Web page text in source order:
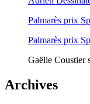
Palmarès prix
Palmarès prix
Gaëlle Coustier
Archives